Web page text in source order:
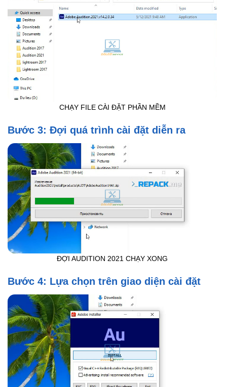
CHẠY FILE CÀI ĐẶT PHẦN MỀM
Bước 3: Đợi quá trình cài đặt diễn ra
ĐỢI AUDITION 2021 CHẠY XONG
Bước 4: Lựa chọn trên giao diện cài đặt